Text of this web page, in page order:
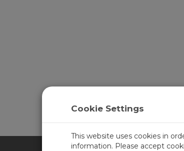
Cookie Settings
This website uses cookies in
information. Please accept